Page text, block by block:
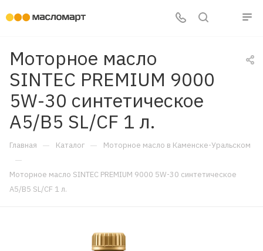
Моторное масло
SINTEC PREMIUM 9000
5W-30 синтетическое
A5/B5 SL/CF 1 л.
Главная — Каталог — Моторное масло в Каменске-Уральском
—
Моторное масло SINTEC PREMIUM 9000 5W-30 синтетическое
A5/B5 SL/CF 1 л.